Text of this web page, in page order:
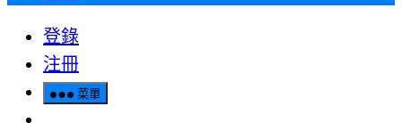
登錄
注冊
菜單